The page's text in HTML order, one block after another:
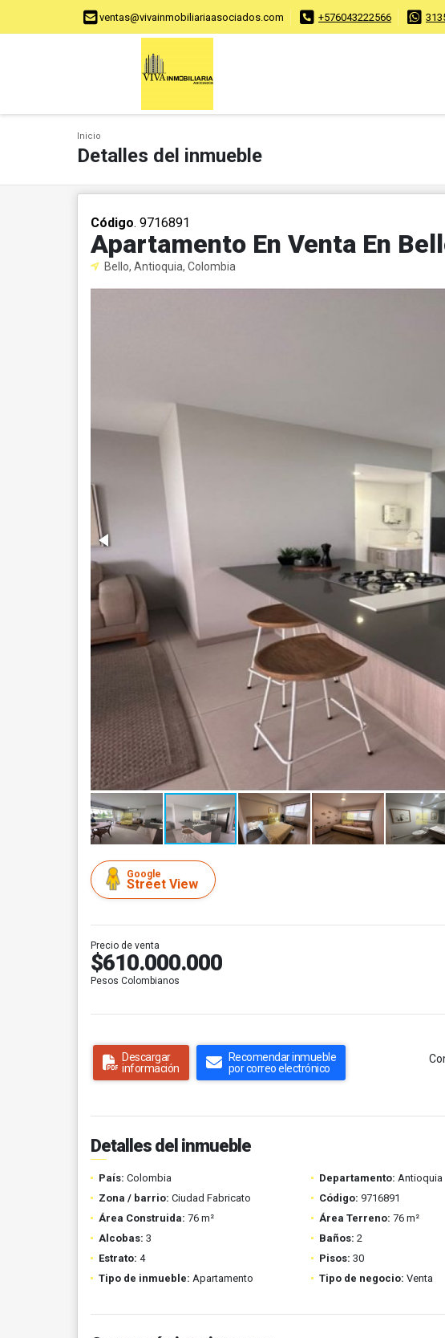
ventas@vivainmobiliariaasociados.com +576043222566
Inicio
Detalles del inmueble
Código. 9716891
Apartamento En Venta En
Bello, Antioquia, Colombia
Google
Street View
Precio de venta
$610.000.000
Pesos Colombianos
Descargar
información
Recomendar inmueble
por correo electrónico
Detalles del inmueble
País: Colombia Departamento: Antioquia
Zona / barrio: Ciudad Fabricato Código: 9716891
Área Construida: 76 m² Área Terreno: 76 m²
Alcobas: 3 Baños: 2
Estrato: 4 Pisos: 30
Tipo de inmueble: Apartamento Tipo de negocio: Venta